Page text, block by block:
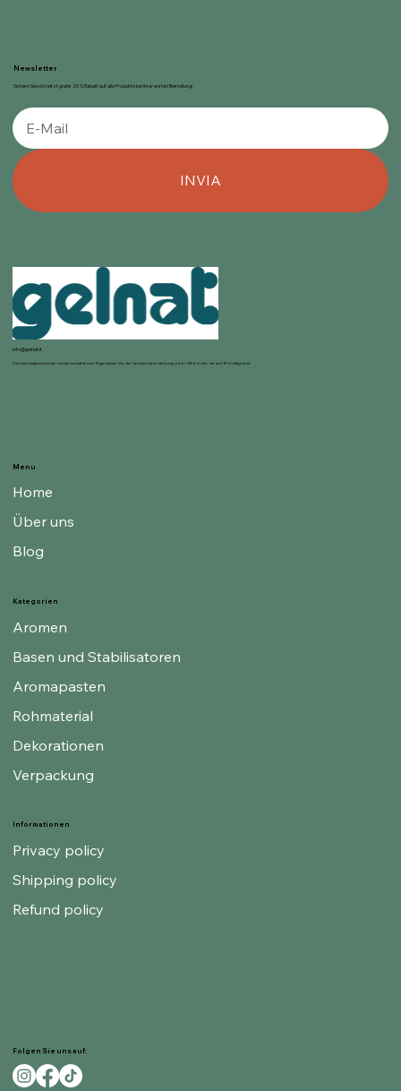
Newsletter
Sichern Sie sich jetzt gratis 20 % Rabatt auf alle Produkte bei Ihrer ersten Bestellung!
INVIA
info@gelnat.it
Gelnat entstand aus der Leidenschaft seiner Eigentümer für die Speiseeisherstellung, einer Welt, in der sie seit 1950 tätig sind.
Informationen
Privacy policy
Shipping policy
Refund policy
Kategorien
Aromen
Basen und Stabilisatoren
Aromapasten
Rohmaterial
Dekorationen
Verpackung
Menu
Home
Über uns
Blog
Folgen Sie uns auf: